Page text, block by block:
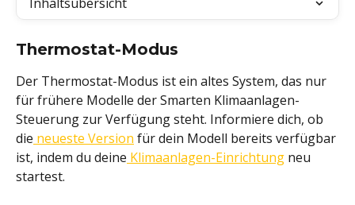
Thermostat-Modus
Der Thermostat-Modus ist ein altes System, das nur
für frühere Modelle der Smarten Klimaanlagen-
Steuerung zur Verfügung steht. Informiere dich, ob
die neueste Version für dein Modell bereits verfügbar
ist, indem du deine Klimaanlagen-Einrichtung neu
startest.